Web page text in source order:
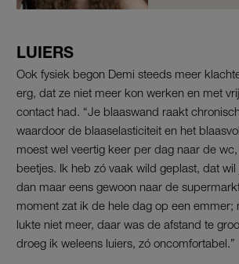
LUIERS
Ook fysiek begon Demi steeds meer
erg, dat ze niet meer kon werken en met
contact had. “Je blaaswand raakt
waardoor de blaaselasticiteit en het
moest wel veertig keer per dag naar de
beetjes. Ik heb zó vaak wild geplast, dat wil
dan maar eens gewoon naar de
moment zat ik de hele dag op een emmer;
lukte niet meer, daar was de afstand te
droeg ik weleens luiers, zó oncomfortabel.”